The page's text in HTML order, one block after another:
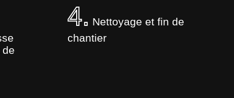
4. Nettoyage et fin de
chantier